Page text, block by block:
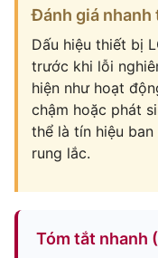
Đánh giá nhanh
Dấu hiệu thiết bị
trước khi lỗi
hiện như hoạt
chậm hoặc phát
thể là tín hiệu ban
rung lắc.
Tóm tắt nhanh